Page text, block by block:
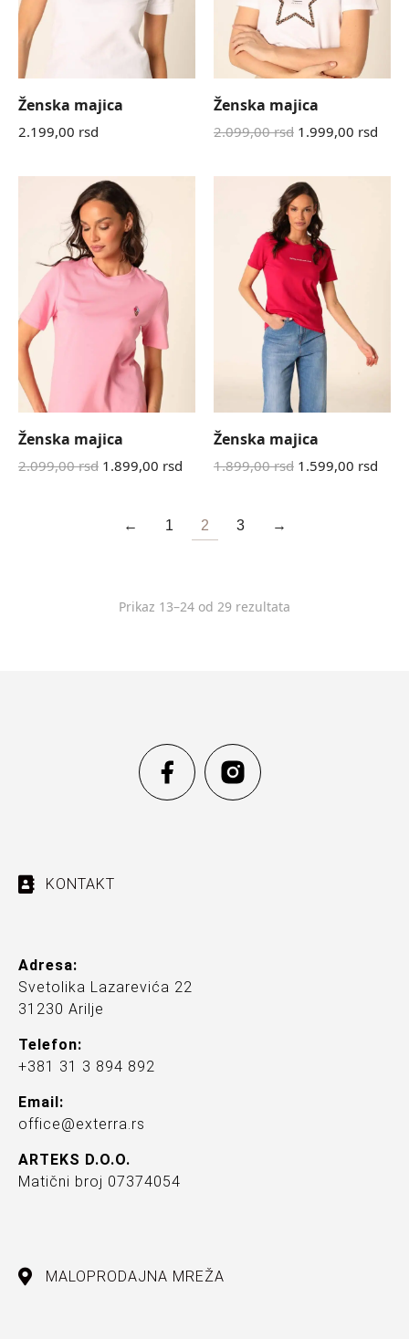
Ženska majica
2.199,00 rsd
Ženska majica
2.099,00rsd 1.999,00 rsd
Ženska majica
2.099,00rsd 1.899,00 rsd
Ženska majica
1.899,00rsd 1.599,00 rsd
← 1 2 3 →
Prikaz 13–24 od 29 rezultata
KONTAKT
Adresa:
Svetolika Lazarevića 22
31230 Arilje
Telefon:
+381 31 3 894 892
Email:
office@exterra.rs
ARTEKS D.O.O.
Matični broj 07374054
MALOPRODAJNA MREŽA